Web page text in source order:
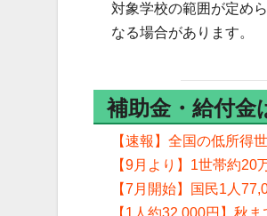
対象学校の範囲が定め
なる場合があります。
補助金・給付金
【速報】全国の低所得
【9月より】1世帯約
【7月開始】国民1人